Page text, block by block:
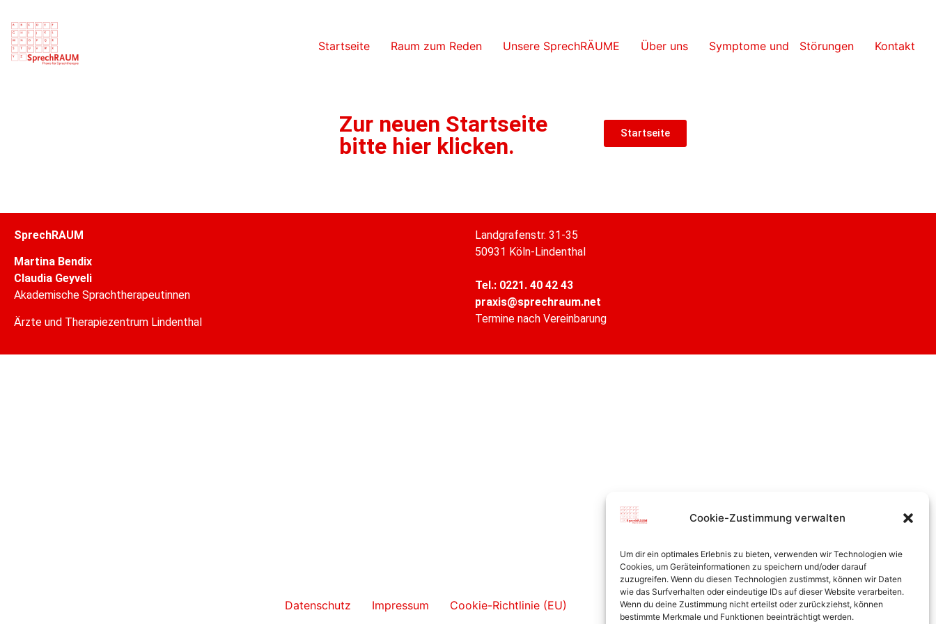
Cookie-Zustimmung verwalten
Um dir ein optimales Erlebnis zu bieten, verwenden wir Technologien wie
Cookies, um Geräteinformationen zu speichern und/oder darauf
zuzugreifen. Wenn du diesen Technologien zustimmst, können wir Daten
wie das Surfverhalten oder eindeutige IDs auf dieser Website verarbeiten.
Wenn du deine Zustimmung nicht erteilst oder zurückziehst, können
bestimmte Merkmale und Funktionen beeinträchtigt werden.
Startseite Raum zum Reden Unsere SprechRÄUME Über uns Symptome und Störungen Kontakt
Zur neuen Startseite
bitte hier klicken.
Startseite
SprechRAUM
Martina Bendix
Claudia Geyveli
Akademische Sprachtherapeutinnen
Ärzte und Therapiezentrum Lindenthal
Landgrafenstr. 31-35
50931 Köln-Lindenthal
Tel.: 0221. 40 42 43
praxis@sprechraum.net
Termine nach Vereinbarung
Datenschutz Impressum Cookie-Richtlinie (EU) © SprechRAUM 2026